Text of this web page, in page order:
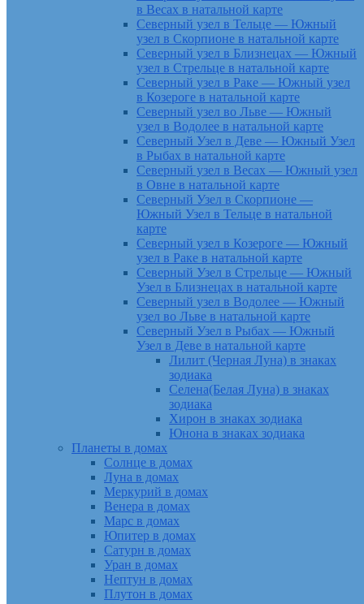
в Весах в натальной карте
Северный узел в Тельце — Южный
узел в Скорпионе в натальной карте
Северный узел в Близнецах — Южный
узел в Стрельце в натальной карте
Северный узел в Раке — Южный узел
в Козероге в натальной карте
Северный узел во Льве — Южный
узел в Водолее в натальной карте
Северный Узел в Деве — Южный Узел
в Рыбах в натальной карте
Северный узел в Весах — Южный узел
в Овне в натальной карте
Северный Узел в Скорпионе —
Южный Узел в Тельце в натальной
карте
Северный узел в Козероге — Южный
узел в Раке в натальной карте
Северный Узел в Стрельце — Южный
Узел в Близнецах в натальной карте
Северный узел в Водолее — Южный
узел во Льве в натальной карте
Северный Узел в Рыбах — Южный
Узел в Деве в натальной карте
Лилит (Черная Луна) в знаках
зодиака
Селена(Белая Луна) в знаках
зодиака
Хирон в знаках зодиака
Юнона в знаках зодиака
Планеты в домах
Солнце в домах
Луна в домах
Меркурий в домах
Венера в домах
Марс в домах
Юпитер в домах
Сатурн в домах
Уран в домах
Нептун в домах
Плутон в домах